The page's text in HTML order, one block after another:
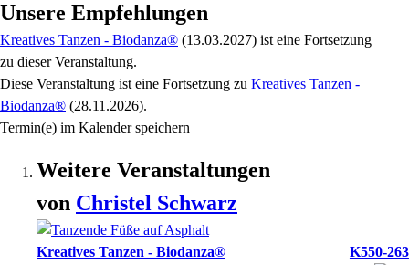
Unsere Empfehlungen
Kreatives Tanzen - Biodanza® (13.03.2027) ist eine Fortsetzung
zu dieser Veranstaltung.
Diese Veranstaltung ist eine Fortsetzung zu Kreatives Tanzen -
Biodanza® (28.11.2026).
Termin(e) im Kalender speichern
Weitere Veranstaltungen
von Christel Schwarz
Kreatives Tanzen - Biodanza®
K550-263